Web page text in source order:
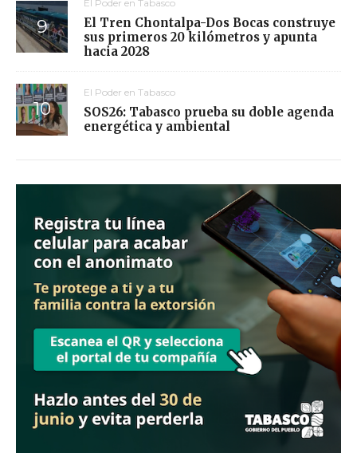
El Poder en Tabasco
El Tren Chontalpa-Dos Bocas construye
sus primeros 20 kilómetros y apunta
hacia 2028
El Poder en Tabasco
SOS26: Tabasco prueba su doble agenda
energética y ambiental